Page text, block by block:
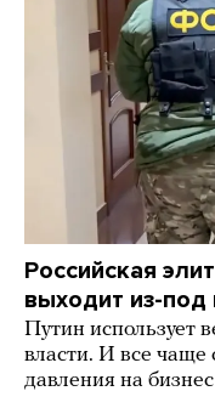
Российская
выходит из-под
Путин использует
власти. И все чаще
давления на